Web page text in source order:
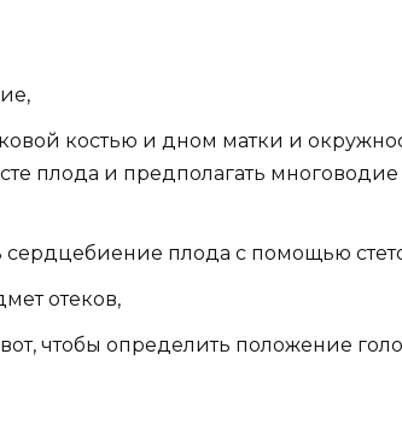
костью и дном матки и
плода и предполагать
плода с помощью
отеков,
чтобы определить положение